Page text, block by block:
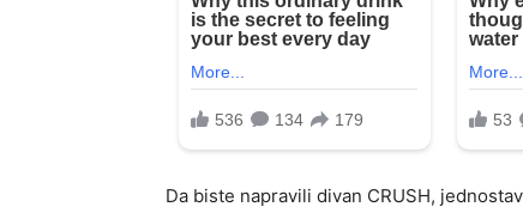
Da biste napravili divan CRUSH,